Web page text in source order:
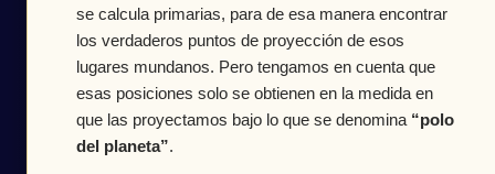
se calcula primarias, para de esa manera encontrar
los verdaderos puntos de proyección de esos
lugares mundanos. Pero tengamos en cuenta que
esas posiciones solo se obtienen en la medida en
que las proyectamos bajo lo que se denomina “polo
del planeta”.